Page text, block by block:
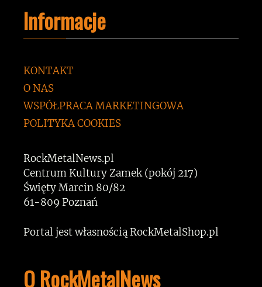
Informacje
KONTAKT
O NAS
WSPÓŁPRACA MARKETINGOWA
POLITYKA COOKIES
RockMetalNews.pl
Centrum Kultury Zamek (pokój 217)
Święty Marcin 80/82
61-809 Poznań
Portal jest własnością RockMetalShop.pl
O RockMetalNews